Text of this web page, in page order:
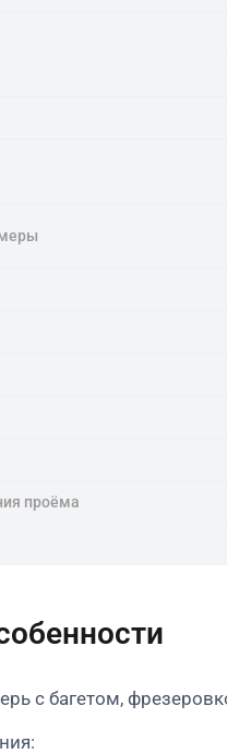
проёма
с багетом,